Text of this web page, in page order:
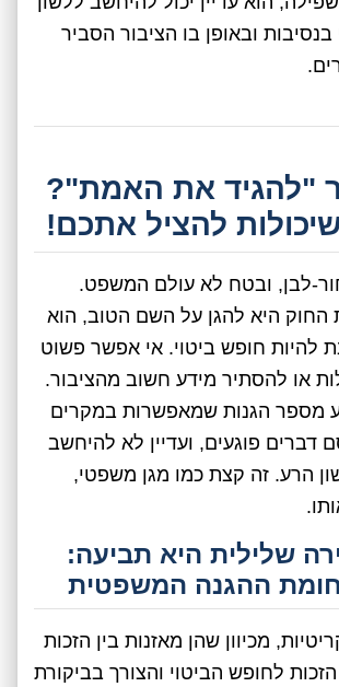
ובאופן בו הציבור הסביר
"להגיד את האמת"?
לבן, ובטח לא עולם המשפט.
היא להגן על השם הטוב, הוא
להיות חופש ביטוי. אי אפשר פשוט
או להסתיר מידע חשוב מהציבור.
מספר הגנות שמאפשרות במקרים
דברים פוגעים, ועדיין לא להיחשב
הרע. זה קצת כמו מגן משפטי,
שלילית היא תביעה:
חומת ההגנה המשפטית
מכיוון שהן מאזנות בין הזכות
לחופש הביטוי והצורך בביקורת